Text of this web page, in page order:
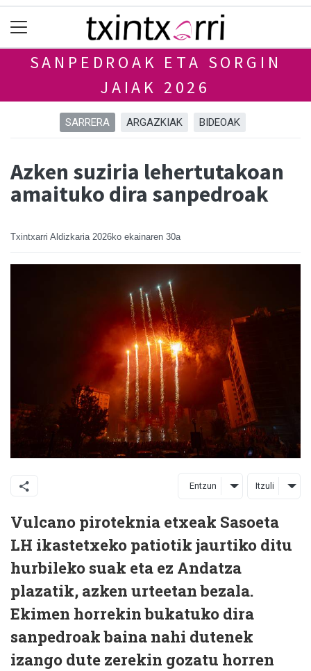
SANPEDROAK ETA SORGIN
JAIAK 2026
SARRERA ARGAZKIAK BIDEOAK
Azken suziria lehertutakoan
amaituko dira sanpedroak
Txintxarri Aldizkaria 2026ko ekainaren 30a
Entzun Itzuli
Vulcano piroteknia etxeak Sasoeta
LH ikastetxeko patiotik jaurtiko ditu
hurbileko suak eta ez Andatza
plazatik, azken urteetan bezala.
Ekimen horrekin bukatuko dira
sanpedroak baina nahi dutenek
izango dute zerekin gozatu horren